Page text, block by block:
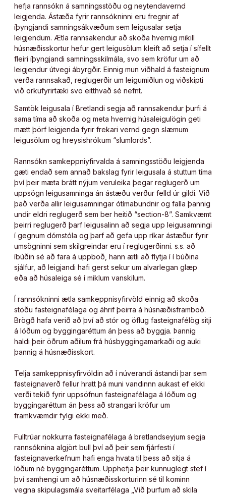
hefja rannsókn á samningsstöðu og neytendavernd
leigjenda. Ástæða fyrir rannsókninni eru fregnir af
íþyngjandi samningsákvæðum sem leigusalar setja
leigjendum. Ætla rannsakendur að skoða hvernig mikill
húsnæðisskortur hefur gert leigusölum kleift að setja í sífellt
fleiri íþyngjandi samningsskilmála, svo sem kröfur um að
leigjendur útvegi ábyrgðir. Einnig mun viðhald á fasteignum
verða rannsakað, reglugerðir um leigumiðlun og viðskipti
við orkufyrirtæki svo eitthvað sé nefnt.
Samtök leigusala í Bretlandi segja að rannsakendur þurfi á
sama tíma að skoða og meta hvernig húsaleigulögin geti
mætt þörf leigjenda fyrir frekari vernd gegn slæmum
leigusölum og hreysishrókum “slumlords”.
Rannsókn samkeppniyfirvalda á samningsstöðu leigjenda
gæti endað sem annað bakslag fyrir leigusala á stuttum tíma
því þeir mæta brátt nýjum veruleika þegar reglugerð um
uppsögn leigusamninga án ástæðu verður felld úr gildi. Við
það verða allir leigusamningar ótímabundnir og falla þannig
undir eldri reglugerð sem ber heitið “section-8”. Samkvæmt
þeirri reglugerð þarf leigusalinn að segja upp leigusamningi
í gegnum dómstóla og þarf að gefa upp ríkar ástæður fyrir
umsögninni sem skilgreindar eru í reglugerðinni. s.s. að
íbúðin sé að fara á uppboð, hann ætli að flytja í í búðina
sjálfur, að leigjandi hafi gerst sekur um alvarlegan glæp
eða að húsaleiga sé í miklum vanskilum.
Í rannsókninni ætla samkeppnisyfirvöld einnig að skoða
stöðu fasteignafélaga og áhrif þeirra á húsnæðisframboð.
Brögð hafa verið að því að stór og öflug fasteignafélög sitji
á lóðum og byggingaréttum án þess að byggja. Þannig
haldi þeir öðrum aðilum frá húsbyggingamarkaði og auki
þannig á húsnæðisskort.
Telja samkeppnisyfirvöldin að í núverandi ástandi þar sem
fasteignaverð fellur hratt þá muni vandinnn aukast ef ekki
verði tekið fyrir uppsöfnun fasteignafélaga á lóðum og
byggingaréttum án þess að strangari kröfur um
framkvæmdir fylgi ekki með.
Fulltrúar nokkurra fasteignafélaga á bretlandseyjum segja
rannsóknina algjört bull því að þeir sem fjárfesti í
fasteignaverkefnum hafi enga hvata til þess að sitja á
lóðum né byggingaréttum. Upphefja þeir kunnuglegt stef í
því samhengi um að húsnæðisskorturinn sé til kominn
vegna skipulagsmála sveitarfélaga „Við þurfum að skila